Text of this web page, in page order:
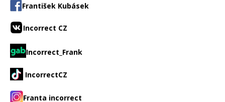
František Kubásek
Incorrect CZ
Incorrect_Frank
IncorrectCZ
Franta incorrect